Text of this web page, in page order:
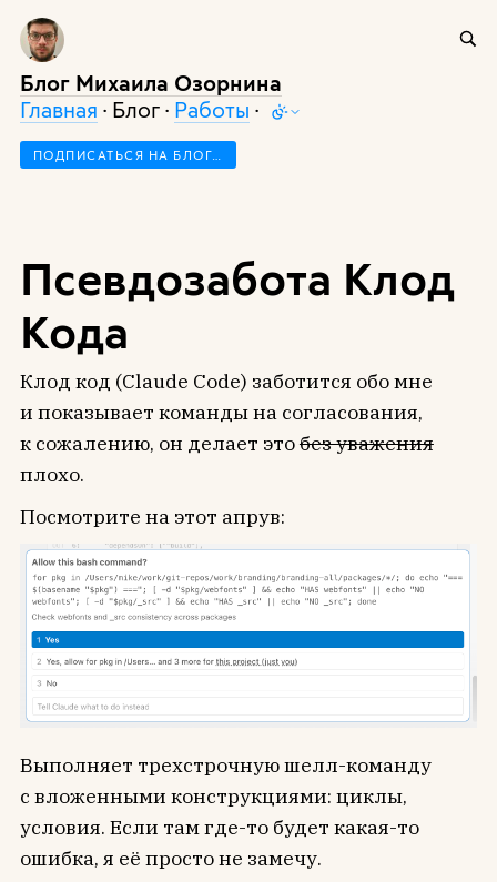
Блог Михаила Озорнина
Главная · Блог · Работы ·
ПОДПИСАТЬСЯ НА БЛОГ…
Псевдозабота Клод
Кода
Клод код (Claude Code) заботится обо мне
и показывает команды на согласования,
к сожалению, он делает этобез уважения
плохо.
Посмотрите на этот апрув:
Выполняет трехстрочную шелл-команду
с вложенными конструкциями: циклы,
условия. Если там где-то будет какая-то
ошибка, я её просто не замечу.